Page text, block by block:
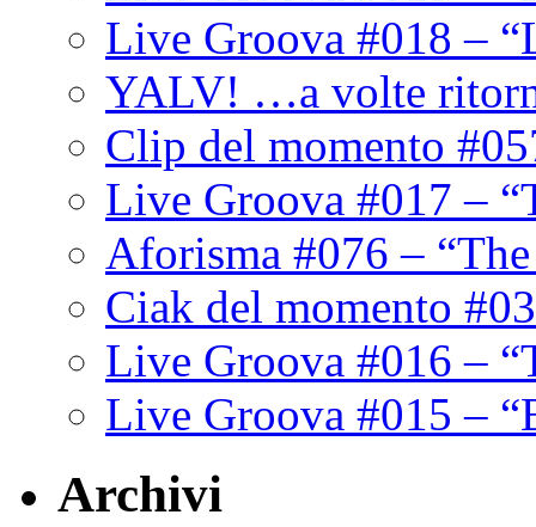
Live Groova #018 –
YALV! …a volte
Clip del momento
Live Groova #017 –
Aforisma #076 –
Ciak del momento
Live Groova #016 –
Live Groova #015 –
Archivi